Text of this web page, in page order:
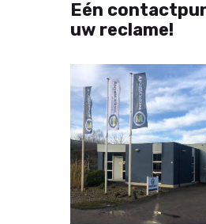
Eén
uw reclame!